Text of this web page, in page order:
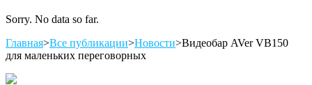
Sorry. No data so far.
Главная>Все публикации>Новости>Видеобар AVer VB150
для маленьких переговорных